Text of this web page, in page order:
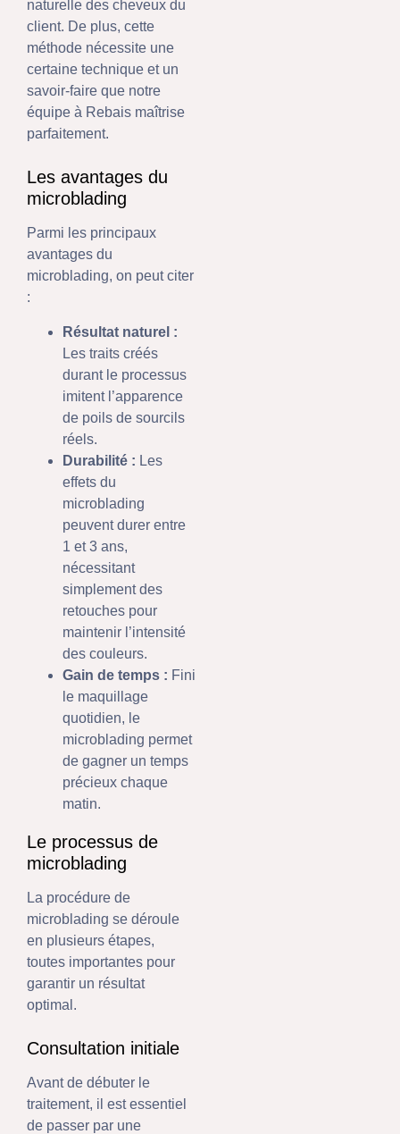
naturelle des cheveux du
client. De plus, cette
méthode nécessite une
certaine technique et un
savoir-faire que notre
équipe à Rebais maîtrise
parfaitement.
Les avantages du
microblading
Parmi les principaux
avantages du
microblading, on peut citer
:
Résultat naturel :
Les traits créés
durant le processus
imitent l’apparence
de poils de sourcils
réels.
Durabilité : Les
effets du
microblading
peuvent durer entre
1 et 3 ans,
nécessitant
simplement des
retouches pour
maintenir l’intensité
des couleurs.
Gain de temps : Fini
le maquillage
quotidien, le
microblading permet
de gagner un temps
précieux chaque
matin.
Le processus de
microblading
La procédure de
microblading se déroule
en plusieurs étapes,
toutes importantes pour
garantir un résultat
optimal.
Consultation initiale
Avant de débuter le
traitement, il est essentiel
de passer par une